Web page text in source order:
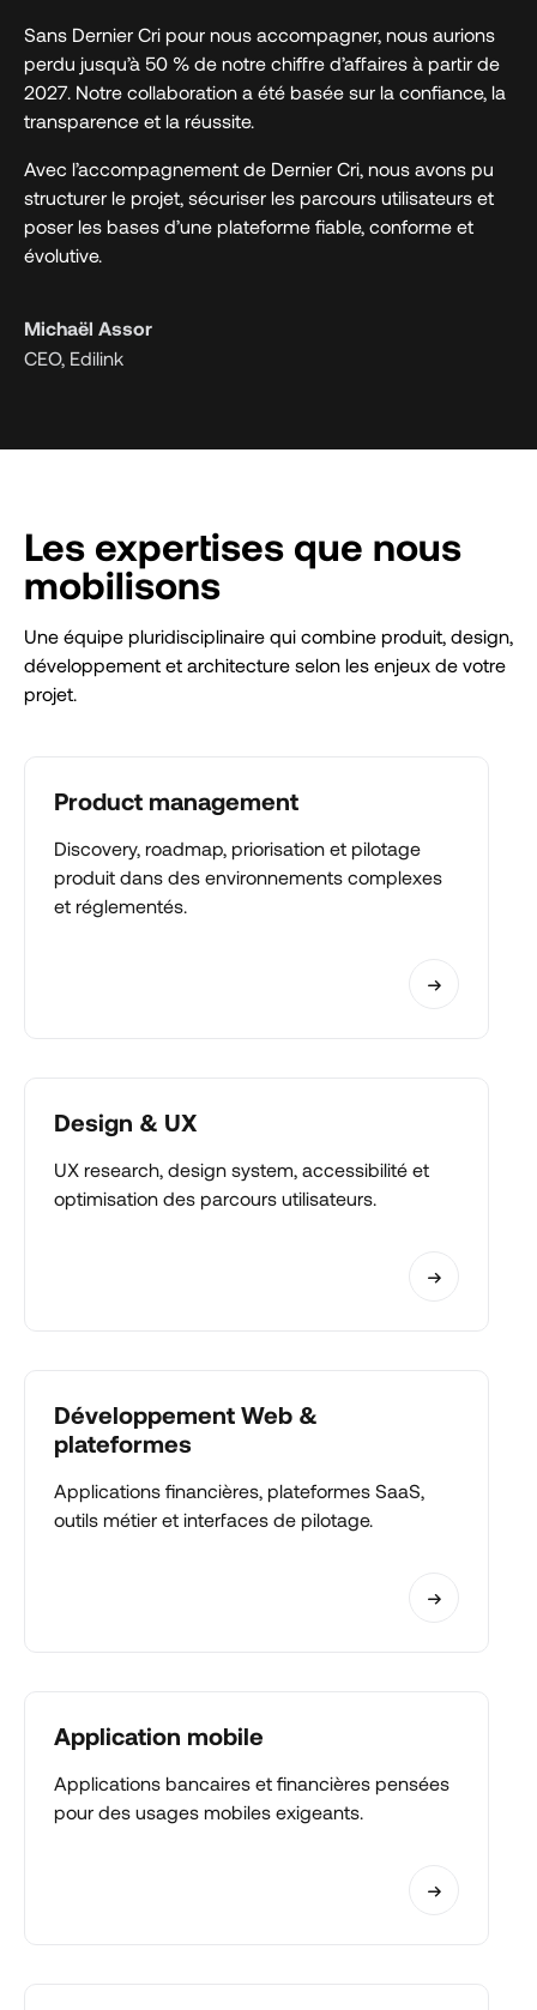
Sans Dernier Cri pour nous accompagner, nous aurions
perdu jusqu’à 50 % de notre chiffre d’affaires à partir de
2027. Notre collaboration a été basée sur la confiance, la
transparence et la réussite.
Avec l’accompagnement de Dernier Cri, nous avons pu
structurer le projet, sécuriser les parcours utilisateurs et
poser les bases d’une plateforme fiable, conforme et
évolutive.
Michaël Assor
CEO, Edilink
Les expertises que nous
mobilisons
Une équipe pluridisciplinaire qui combine produit, design,
développement et architecture selon les enjeux de votre
projet.
Product management
Discovery, roadmap, priorisation et pilotage
produit dans des environnements complexes
et réglementés.
Design & UX
UX research, design system, accessibilité et
optimisation des parcours utilisateurs.
Développement Web &
plateformes
Applications financières, plateformes SaaS,
outils métier et interfaces de pilotage.
Application mobile
Applications bancaires et financières pensées
pour des usages mobiles exigeants.